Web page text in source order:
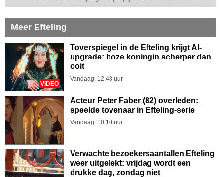
Meer Efteling
VIDEO
Toverspiegel in de Efteling krijgt AI-
upgrade: boze koningin scherper dan
ooit
Vandaag, 12.48 uur
Acteur Peter Faber (82) overleden:
speelde tovenaar in Efteling-serie
Vandaag, 10.10 uur
Verwachte bezoekersaantallen Efteling
weer uitgelekt: vrijdag wordt een
drukke dag, zondag niet